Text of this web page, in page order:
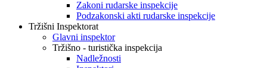
Zakoni rudarske inspekcije
Podzakonski akti rudarske inspekcije
Tržišni Inspektorat
Glavni inspektor
Tržišno - turistička inspekcija
Nadležnosti